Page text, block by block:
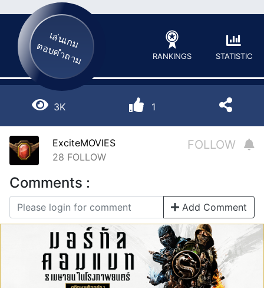
เล่นเกม
ตอบคำถาม RANKINGS STATISTIC
3K 1
ExciteMOVIES
28 FOLLOW
FOLLOW
Comments :
Add Comment